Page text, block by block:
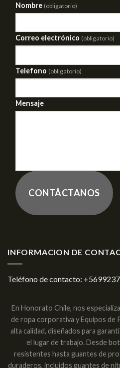
Nombre (obligatorio)
Correo electrónico (obligatorio)
Telefono (obligatorio)
Mensaje
CONTÁCTANOS
INFORMACION DE
Teléfono de contacto:
En Honorato Chile, nos
de ropa corporativa y Equipos de
alta calidad, diseñados para
el lugar de trabajo. Desde
resistentes hasta guantes de
duraderos, incluidos guantes de